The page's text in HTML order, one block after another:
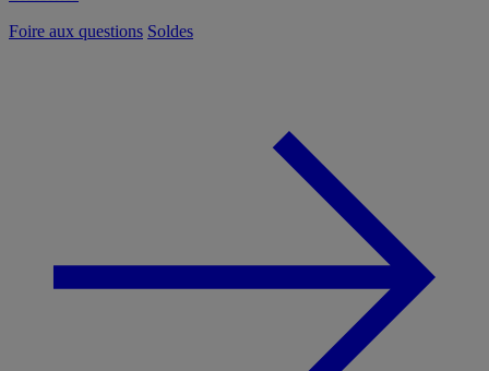
Foire aux questions Soldes